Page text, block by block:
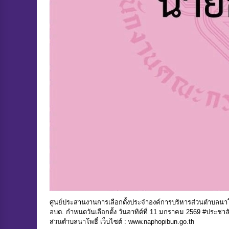
ศูนย์ประสานงานการเลือกตั้งประจำองค์การบริหารส่วนตำบล
อบต. กำหนดวันเลือกตั้ง วันอาทิต์ที่ 11 มกราคม 2569 #ประชา
ส่วนตำบลนาโพธิ์ เว็บไซต์ : www.naphopibun.go.th